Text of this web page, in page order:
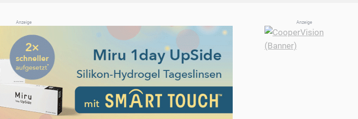
Anzeige
Anzeige